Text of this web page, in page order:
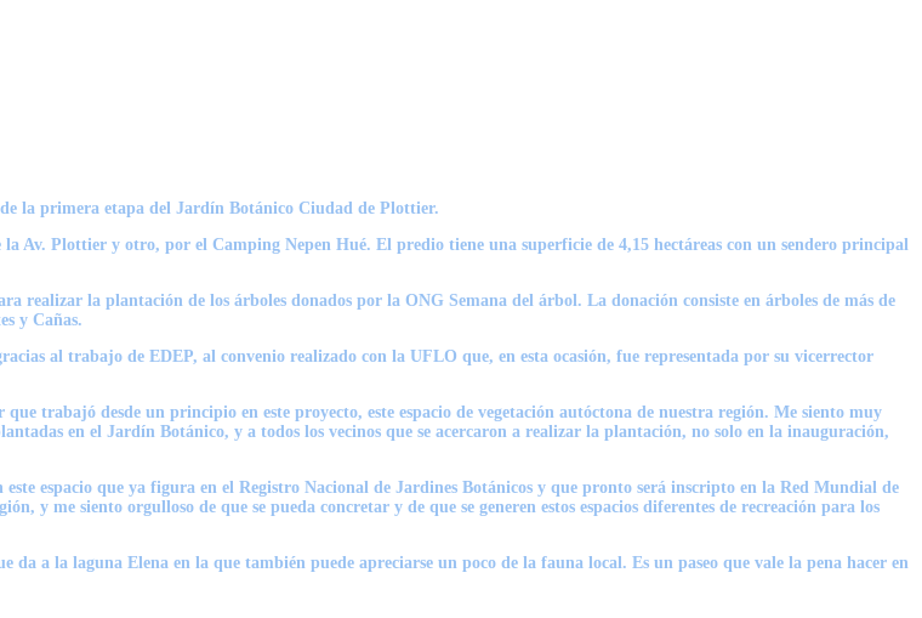
la primera etapa del Jardín Botánico Ciudad de Plottier.
Av. Plottier y otro, por el Camping Nepen Hué. El predio tiene una superficie de 4,15 hectáreas con un sendero principal
la plantación de los árboles donados por la ONG Semana del árbol. La donación consiste en árboles de más de
y Cañas.
al trabajo de EDEP, al convenio realizado con la UFLO que, en esta ocasión, fue representada por su vicerrector
trabajó desde un principio en este proyecto, este espacio de vegetación autóctona de nuestra región. Me siento muy
en el Jardín Botánico, y a todos los vecinos que se acercaron a realizar la plantación, no solo en la inauguración,
espacio que ya figura en el Registro Nacional de Jardines Botánicos y que pronto será inscripto en la Red Mundial de
y me siento orgulloso de que se pueda concretar y de que se generen estos espacios diferentes de recreación para los
a la laguna Elena en la que también puede apreciarse un poco de la fauna local. Es un paseo que vale la pena hacer en